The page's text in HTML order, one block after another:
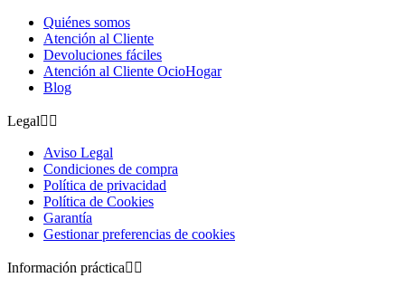
Quiénes somos
Atención al Cliente
Devoluciones fáciles
Atención al Cliente OcioHogar
Blog
Legal 
Aviso Legal
Condiciones de compra
Política de privacidad
Política de Cookies
Garantía
Gestionar preferencias de cookies
Información práctica 